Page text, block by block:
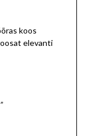
koos
elevanti